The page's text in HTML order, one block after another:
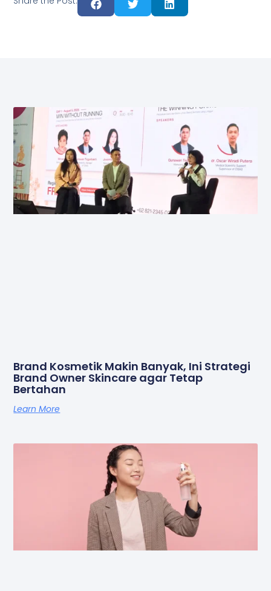
Brand Kosmetik Makin Banyak, Ini Strategi
Brand Owner Skincare agar Tetap
Bertahan
Learn More